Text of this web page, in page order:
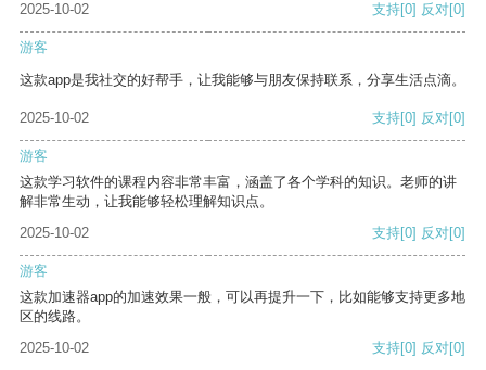
2025-10-02
支持[0] 反对[0]
游客
这款app是我社交的好帮手，让我能够与朋友保持联系，分享生活点滴。
2025-10-02 支持[0] 反对[0]
游客
这款学习软件的课程内容非常丰富，涵盖了各个学科的知识。老师的讲
解非常生动，让我能够轻松理解知识点。
2025-10-02
支持[0] 反对[0]
游客
这款加速器app的加速效果一般，可以再提升一下，比如能够支持更多地
区的线路。
2025-10-02
支持[0] 反对[0]